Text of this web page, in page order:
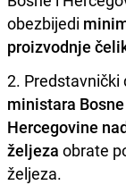
obezbijedi
proizvodnje
2. Predstavnički
ministara
Hercegovine
željeza obrate
željeza.